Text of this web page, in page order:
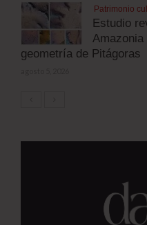
Patrimonio
Estudio
geometría de Pitágoras